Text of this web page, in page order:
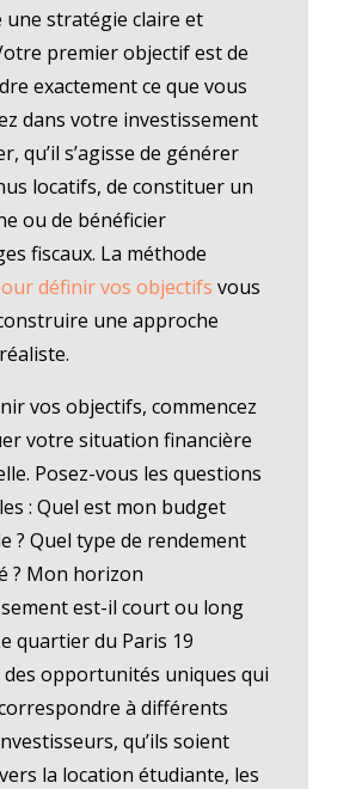
une stratégie claire et
premier objectif est de
exactement ce que vous
dans votre investissement
qu’il s’agisse de générer
locatifs, de constituer un
ou de bénéficier
fiscaux. La méthode
définir vos objectifs vous
une approche
vos objectifs, commencez
votre situation financière
Posez-vous les questions
: Quel est mon budget
? Quel type de rendement
? Mon horizon
est-il court ou long
quartier du Paris 19
opportunités uniques qui
à différents
qu’ils soient
la location étudiante, les